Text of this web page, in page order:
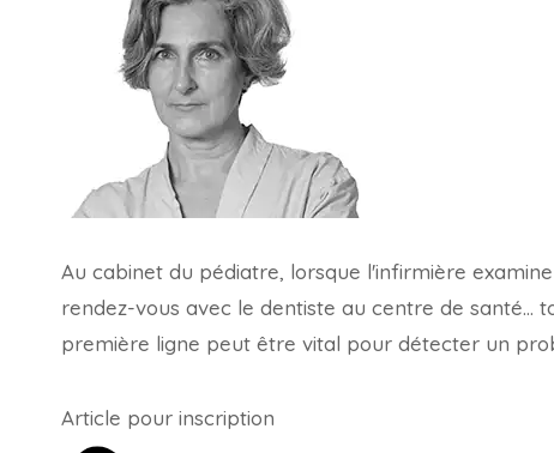
Au cabinet du pédiatre, lorsque l'infirmière
rendez-vous avec le dentiste au centre de santé…
première ligne peut être vital pour détecter un
Article pour inscription